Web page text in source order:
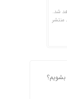
شد.
منتشر
بشویم؟